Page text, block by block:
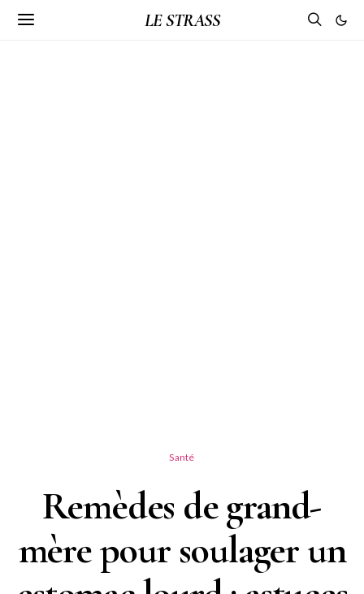
LE STRASS
Santé
Remèdes de grand-
mère pour soulager un